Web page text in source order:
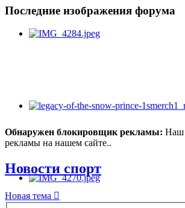
Последние изображения форума
Обнаружен блокировщик рекламы: Наш
рекламы на нашем сайте..
Новости спорт
Новая тема